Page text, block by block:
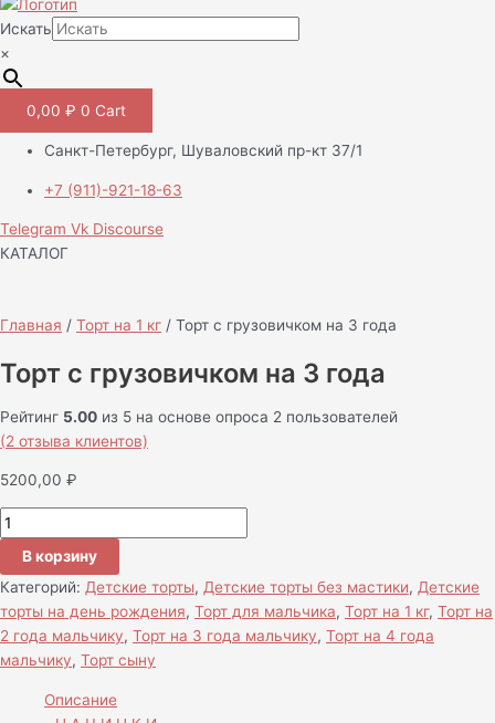
Искать
×
0,00 ₽ 0 Cart
Санкт-Петербург, Шуваловский пр-кт 37/1
+7 (911)-921-18-63
Telegram Vk Discourse
КАТАЛОГ
Главная / Торт на 1 кг / Торт c грузовичком на 3 года
Торт c грузовичком на 3 года
Рейтинг 5.00 из 5 на основе опроса 2 пользователей
(2 отзыва клиентов)
5200,00 ₽
В корзину
Категорий: Детские торты, Детские торты без мастики, Детские
торты на день рождения, Торт для мальчика, Торт на 1 кг, Торт на
2 года мальчику, Торт на 3 года мальчику, Торт на 4 года
мальчику, Торт сыну
Описание